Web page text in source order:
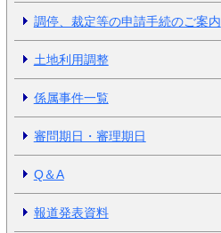
調停、裁定等の申請手続のご案内
土地利用調整
係属事件一覧
審問期日・審理期日
Q＆A
報道発表資料